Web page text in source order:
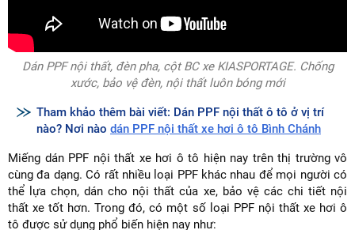
Dán PPF nội thất, đèn pha, cột BC xe KIASPORTAGE. Chống
xước, bảo vệ đèn, nội thất luôn bóng mới
Tham khảo thêm bài viết: Dán PPF nội thất ô tô ở vị trí
nào? Nơi nào dán PPF nội thất xe hơi ô tô Bình Chánh
Miếng dán PPF nội thất xe hơi ô tô hiện nay trên thị trường vô
cùng đa dạng. Có rất nhiều loại PPF khác nhau để mọi người có
thể lựa chọn, dán cho nội thất của xe, bảo vệ các chi tiết nội
thất xe tốt hơn. Trong đó, có một số loại PPF nội thất xe hơi ô
tô được sử dụng phổ biến hiện nay như: